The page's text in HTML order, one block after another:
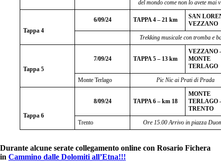
del mondo come non lo avete mai
Tappa 4
6/09/24 TAPPA 4 – 21 km
SAN
VEZZANO
Trekking musicale con tromba e
Tappa 5
7/09/24 TAPPA 5 – 13 km
VEZZANO
MONTE
TERLAGO
Monte Terlago
Pic Nic ai Prati di Prada
Tappa 6
8/09/24 TAPPA 6 – km 18
MONTE
TERLAGO
TRENTO
Trento
Ore 15.00 Arrivo in piazza
Durante alcune serate collegamento online con Rosario Fichera
in Cammino dalle Dolomiti all’Etna!!!